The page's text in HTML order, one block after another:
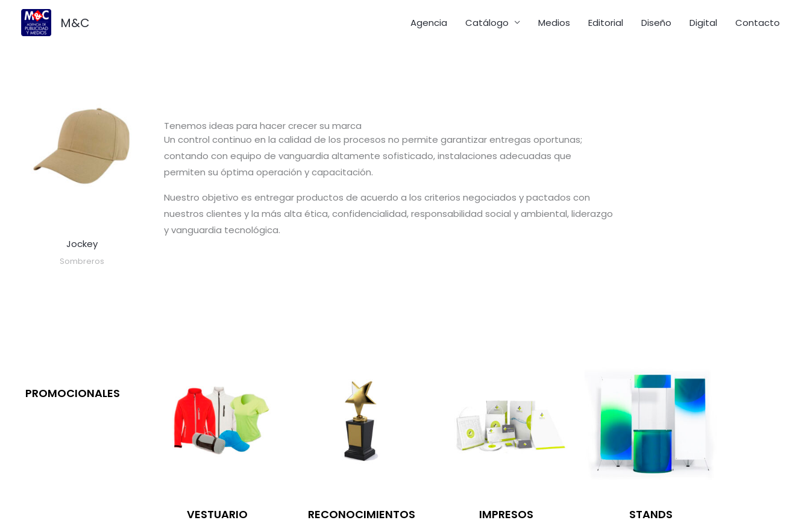
contenido
M&C Agencia Catálogo Medios Editorial Diseño Digital Contacto
Jockey
Sombreros
Tenemos ideas para hacer crecer su marca
Un control continuo en la calidad de los procesos no permite garantizar entregas oportunas;
contando con equipo de vanguardia altamente sofisticado, instalaciones adecuadas que
permiten su óptima operación y capacitación.
Nuestro objetivo es entregar productos de acuerdo a los criterios negociados y pactados con
nuestros clientes y la más alta ética, confidencialidad, responsabilidad social y ambiental, liderazgo
y vanguardia tecnológica.
PROMOCIONALES
VESTUARIO RECONOCIMIENTOS IMPRESOS STANDS